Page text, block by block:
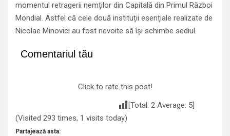
momentul retragerii nemților din Capitală din Primul Război
Mondial. Astfel că cele două instituții esențiale realizate de
Nicolae Minovici au fost nevoite să își schimbe sediul.
Comentariul tău
Click to rate this post!
[Total: 2Average: 5]
(Visited 293 times, 1 visits today)
Partajează asta: